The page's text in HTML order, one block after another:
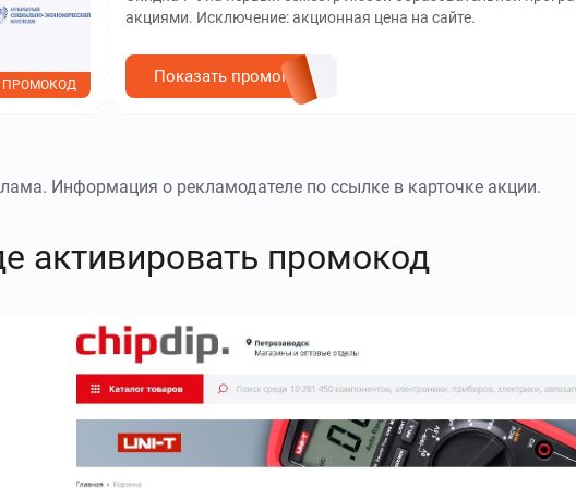
акциями. Исключение: акционная цена на сайте.
ПРОМОКОД Показать промокод
Информация о рекламодателе по ссылке в карточке акции.
активировать промокод